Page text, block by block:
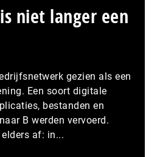
niet langer een
gezien als een
Een soort digitale
bestanden en
B werden vervoerd.
af: in...